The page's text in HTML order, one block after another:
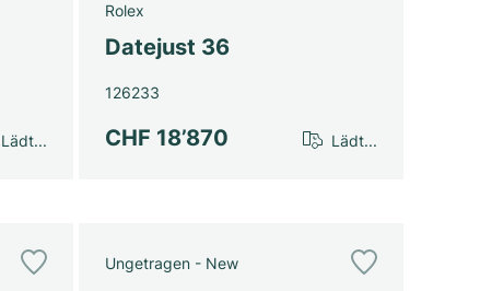
Lädt...
Rolex
Datejust 36
126233
CHF 18’870 Lädt...
Ungetragen - New